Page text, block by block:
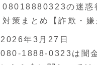
08018880323の迷惑
対策まとめ【詐欺・嫌
2026年3月27日
080-1888-0323は闇